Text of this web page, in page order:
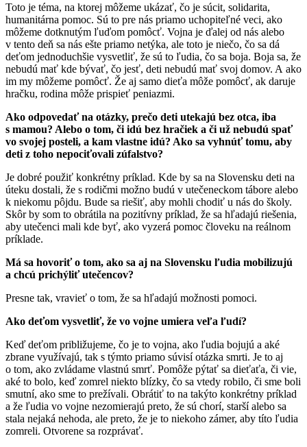
Toto je téma, na ktorej môžeme ukázať, čo je súcit, solidarita,
humanitárna pomoc. Sú to pre nás priamo uchopiteľné veci, ako
môžeme dotknutým ľuďom pomôcť. Vojna je ďalej od nás alebo
v tento deň sa nás ešte priamo netýka, ale toto je niečo, čo sa dá
deťom jednoduchšie vysvetliť, že sú to ľudia, čo sa boja. Boja sa, že
nebudú mať kde bývať, čo jesť, deti nebudú mať svoj domov. A ako
im my môžeme pomôcť. Že aj samo dieťa môže pomôcť, ak daruje
hračku, rodina môže prispieť peniazmi.
Ako odpovedať na otázky, prečo deti utekajú bez otca, iba
s mamou? Alebo o tom, či idú bez hračiek a či už nebudú spať
vo svojej posteli, a kam vlastne idú? Ako sa vyhnúť tomu, aby
deti z toho nepociťovali zúfalstvo?
Je dobré použiť konkrétny príklad. Kde by sa na Slovensku deti na
úteku dostali, že s rodičmi možno budú v utečeneckom tábore alebo
k niekomu pôjdu. Bude sa riešiť, aby mohli chodiť u nás do školy.
Skôr by som to obrátila na pozitívny príklad, že sa hľadajú riešenia,
aby utečenci mali kde byť, ako vyzerá pomoc človeku na reálnom
príklade.
Má sa hovoriť o tom, ako sa aj na Slovensku ľudia mobilizujú
a chcú prichýliť utečencov?
Presne tak, vravieť o tom, že sa hľadajú možnosti pomoci.
Ako deťom vysvetliť, že vo vojne umiera veľa ľudí?
Keď deťom približujeme, čo je to vojna, ako ľudia bojujú a aké
zbrane využívajú, tak s týmto priamo súvisí otázka smrti. Je to aj
o tom, ako zvládame vlastnú smrť. Pomôže pýtať sa dieťaťa, či vie,
aké to bolo, keď zomrel niekto blízky, čo sa vtedy robilo, či sme boli
smutní, ako sme to prežívali. Obrátiť to na takýto konkrétny príklad
a že ľudia vo vojne nezomierajú preto, že sú chorí, starší alebo sa
stala nejaká nehoda, ale preto, že je to niekoho zámer, aby títo ľudia
zomreli. Otvorene sa rozprávať.